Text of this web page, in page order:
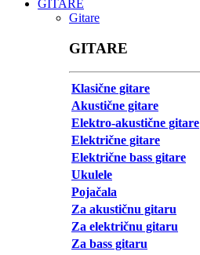
GITARE
Gitare
GITARE
Klasične gitare
Akustične gitare
Elektro-akustične gitare
Električne gitare
Električne bass gitare
Ukulele
Pojačala
Za akustičnu gitaru
Za električnu gitaru
Za bass gitaru